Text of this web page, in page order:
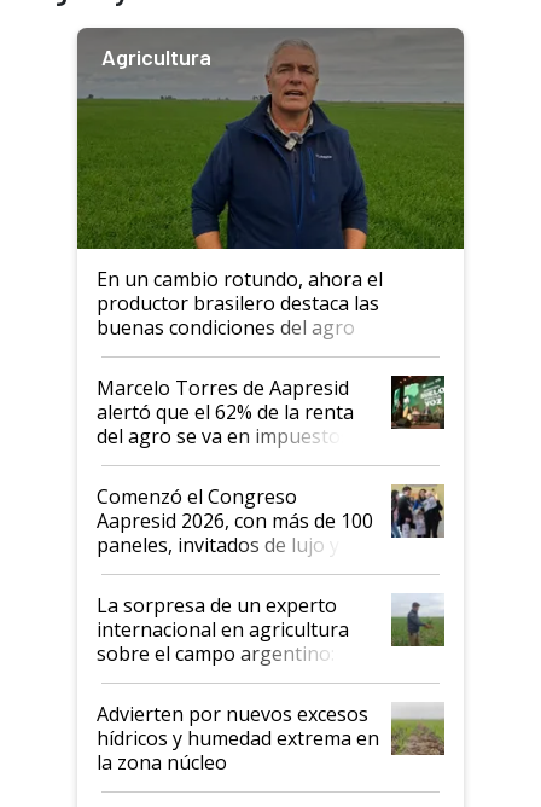
Agricultura
En un cambio rotundo, ahora el
productor brasilero destaca las
buenas condiciones del agro
argentino para invertir: "Los veo
más motivados"
Marcelo Torres de Aapresid
alertó que el 62% de la renta
del agro se va en impuestos:
"No es bueno que en
Argentina se sigan discutiendo
las mismas cosas de hace 50
años"
Comenzó el Congreso
Aapresid 2026, con más de 100
paneles, invitados de lujo y
todas las tendencias
La sorpresa de un experto
internacional en agricultura
sobre el campo argentino:
"Estoy muy impresionado"
Advierten por nuevos excesos
hídricos y humedad extrema en
la zona núcleo